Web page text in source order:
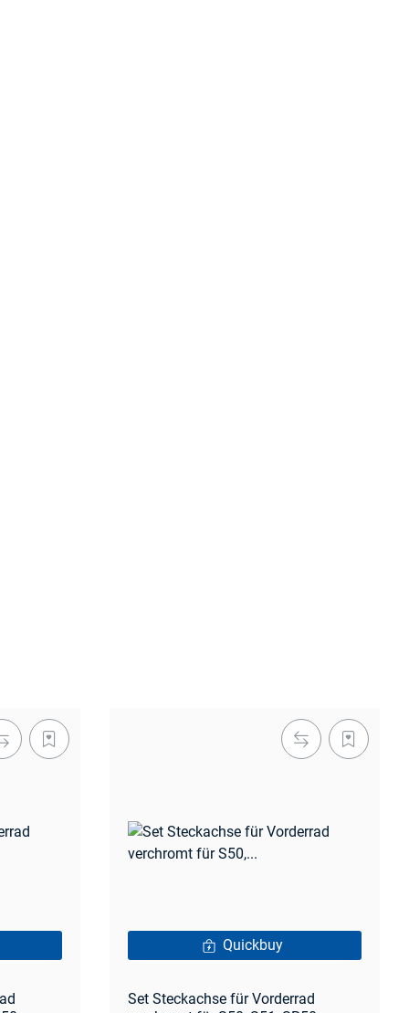
Quickbuy
Set Steckachse für Vorderrad